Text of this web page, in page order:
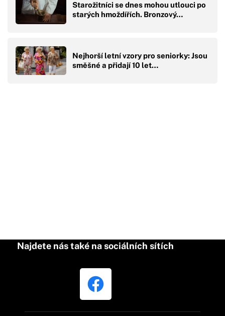
Starožitníci se dnes mohou utlouci po
starých hmoždířích. Bronzový…
Nejhorší letní vzory pro seniorky: Jsou
směšné a přidají 10 let…
Najdete nás také na sociálních sítích